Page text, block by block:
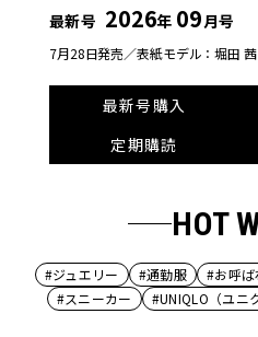
最新号 2026年 09月号
7月28日発売／表紙モデル：堀田 茜
最新号購入
定期購読
HOT
#ジュエリー #通勤服 #お呼
#スニーカー
#UNIQLO（ユニ